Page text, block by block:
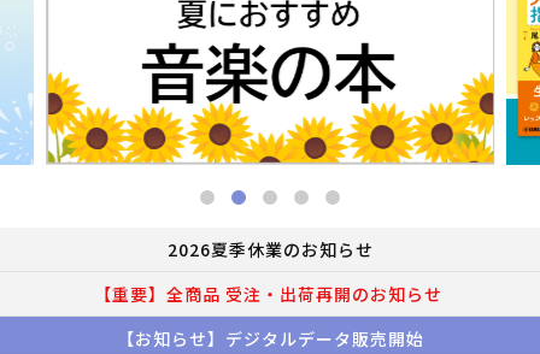
2026夏季休業のお知らせ
【重要】全商品 受注・出荷再開のお知らせ
【お知らせ】デジタルデータ販売開始